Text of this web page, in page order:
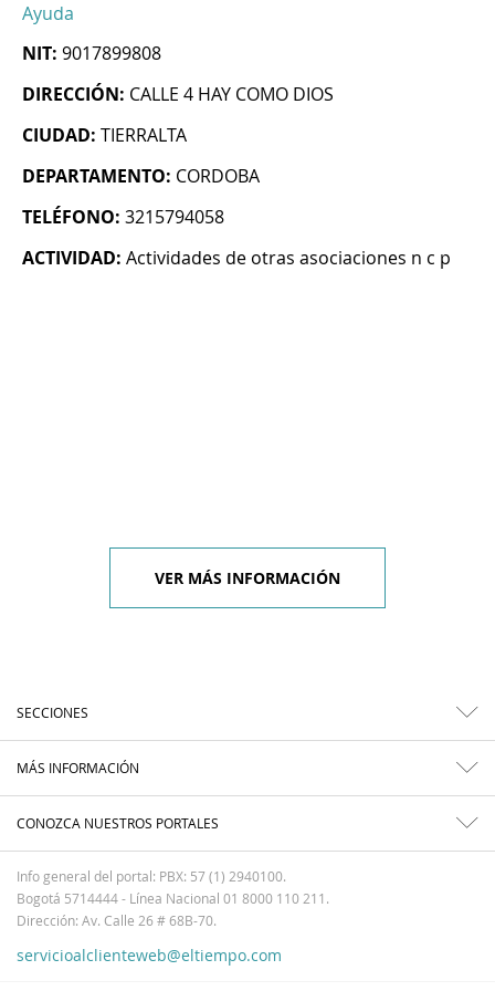
Ayuda
NIT: 9017899808
DIRECCIÓN: CALLE 4 HAY COMO DIOS
CIUDAD: TIERRALTA
DEPARTAMENTO: CORDOBA
TELÉFONO: 3215794058
ACTIVIDAD: Actividades de otras asociaciones n c p
VER MÁS INFORMACIÓN
SECCIONES
MÁS INFORMACIÓN
CONOZCA NUESTROS PORTALES
Info general del portal: PBX: 57 (1) 2940100.
Bogotá 5714444 - Línea Nacional 01 8000 110 211.
Dirección: Av. Calle 26 # 68B-70.
servicioalclienteweb@eltiempo.com